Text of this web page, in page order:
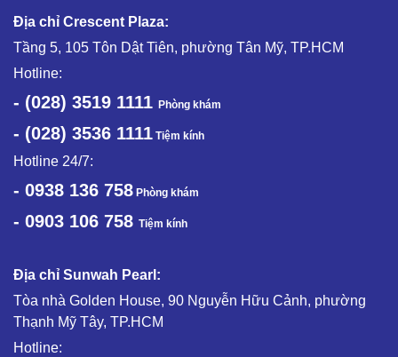
Địa chỉ Crescent Plaza:
Tầng 5, 105 Tôn Dật Tiên, phường Tân Mỹ, TP.HCM
Hotline:
- (028) 3519 1111 Phòng khám
- (028) 3536 1111 Tiệm kính
Hotline 24/7:
- 0938 136 758 Phòng khám
- 0903 106 758 Tiệm kính
Địa chỉ Sunwah Pearl:
Tòa nhà Golden House, 90 Nguyễn Hữu Cảnh, phường
Thạnh Mỹ Tây, TP.HCM
Hotline: